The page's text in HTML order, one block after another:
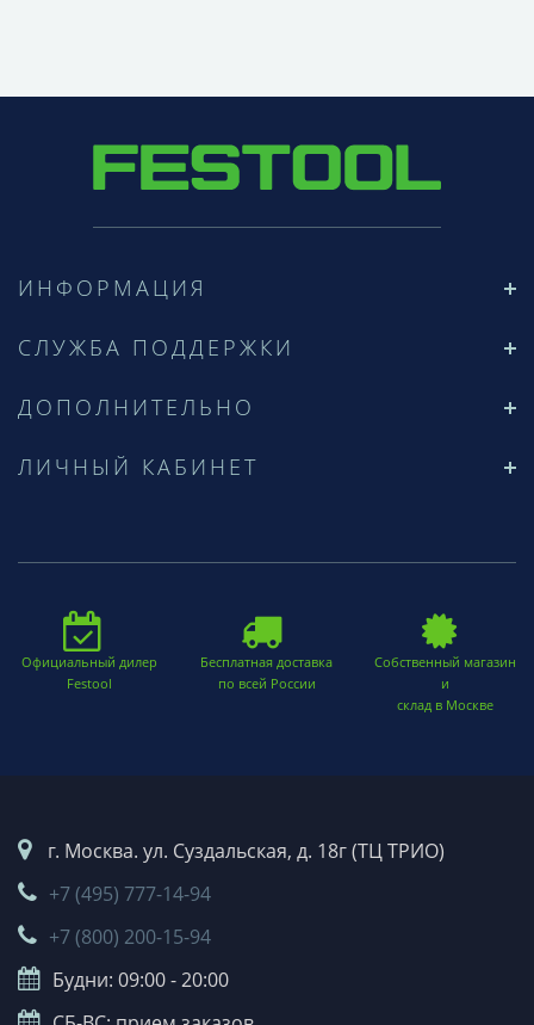
ИНФОРМАЦИЯ
СЛУЖБА ПОДДЕРЖКИ
ДОПОЛНИТЕЛЬНО
ЛИЧНЫЙ КАБИНЕТ
Официальный дилер
Festool
Бесплатная доставка
по всей России
Собственный магазин
и
склад в Москве
г. Москва. ул. Суздальская, д. 18г (ТЦ ТРИО)
+7 (495) 777-14-94
+7 (800) 200-15-94
Будни: 09:00 - 20:00